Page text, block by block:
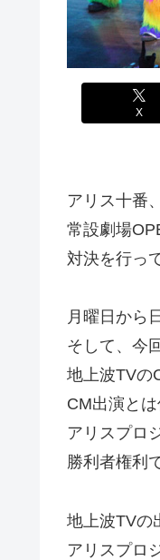
X
アリス十番
常設劇場
対決を行っ
月曜日から
そして、今
地上波TVの
CM出演と
アリスプロ
勝利者権利
地上波TVの
アリスプロ